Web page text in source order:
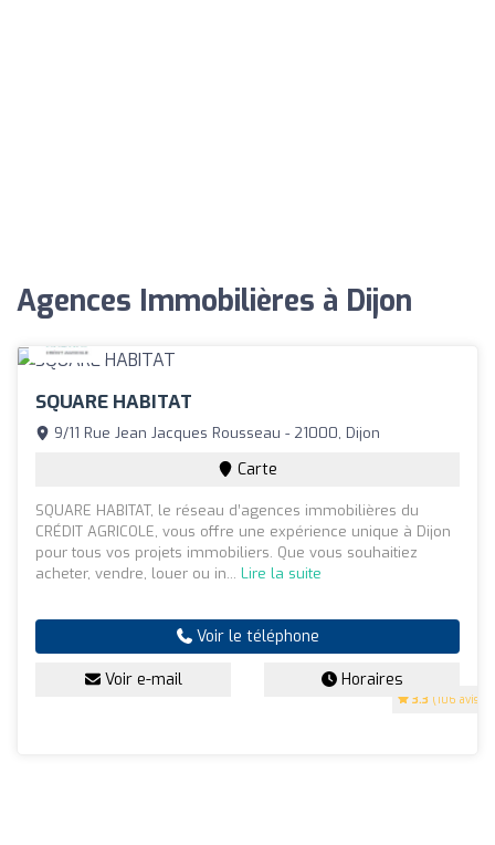
Agences Immobilières à Dijon
SQUARE HABITAT
3.3 (106 avis)
9/11 Rue Jean Jacques Rousseau - 21000, Dijon
Carte
SQUARE HABITAT, le réseau d’agences immobilières du
CRÉDIT AGRICOLE, vous offre une expérience unique à Dijon
pour tous vos projets immobiliers. Que vous souhaitiez
acheter, vendre, louer ou in... Lire la suite
Voir le téléphone
Voir e-mail Horaires